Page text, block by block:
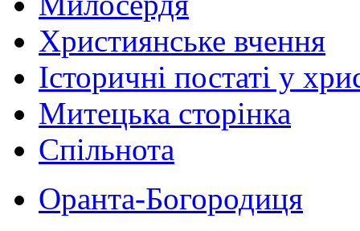
Християнське вчення
Історичні постаті у
Митецька сторінка
Спільнота
Оранта-Богородиця